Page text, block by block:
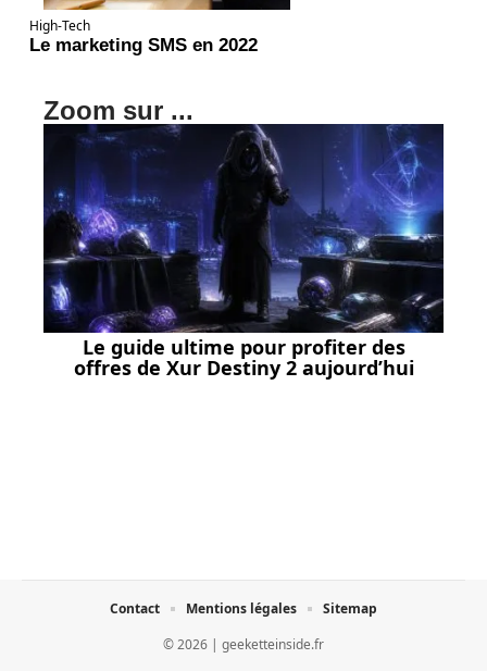
High-Tech
Le marketing SMS en 2022
Zoom sur ...
Le guide ultime pour profiter des
offres de Xur Destiny 2 aujourd’hui
© 2026 | geeketteinside.fr
Contact Mentions légales Sitemap